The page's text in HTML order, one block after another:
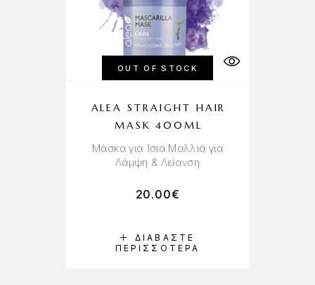
OUT OF STOCK
ΔΙΑΒΆΣΤΕ
ΠΕΡΙΣΣΌΤΕΡΑ
ALEA STRAIGHT HAIR
MASK 400ML
Μάσκα για Ίσια Μαλλιά για
Λάμψη & Λείανση
20.00€